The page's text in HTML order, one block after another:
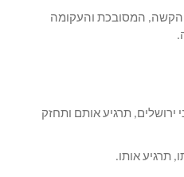
המסובכת והעקומה
תרגיע אותם ותחזק
תרגיע אותו.